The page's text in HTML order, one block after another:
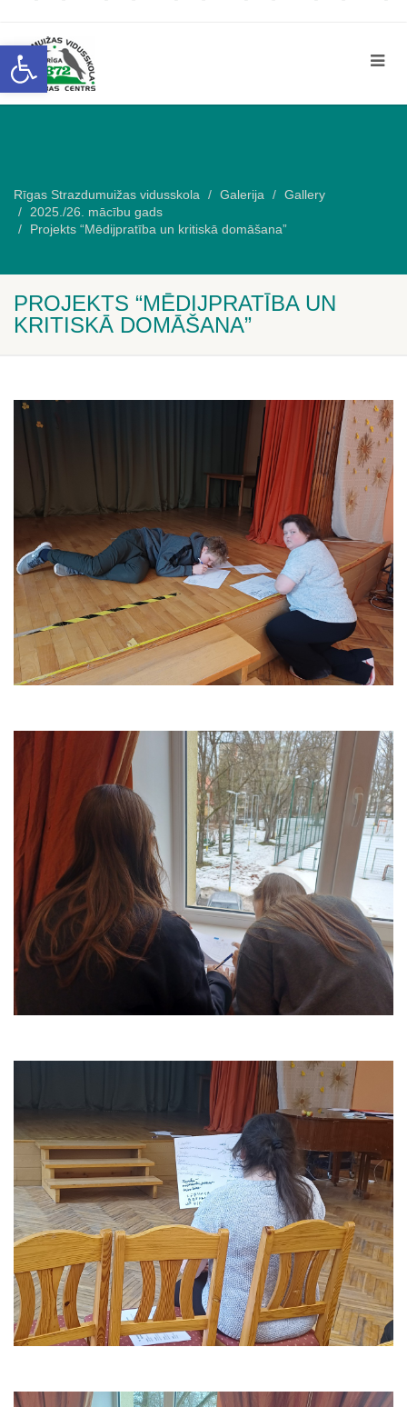
Open toolbar
Rīgas Strazdumuižas vidusskola Galerija
Gallery
2025./26. mācību gads
Projekts “Mēdijpratība un kritiskā domāšana”
PROJEKTS “MĒDIJPRATĪBA UN
KRITISKĀ DOMĀŠANA”